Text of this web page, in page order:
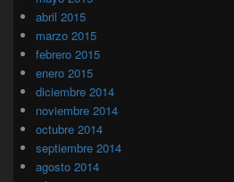
abril 2015
marzo 2015
febrero 2015
enero 2015
diciembre 2014
noviembre 2014
octubre 2014
septiembre 2014
agosto 2014